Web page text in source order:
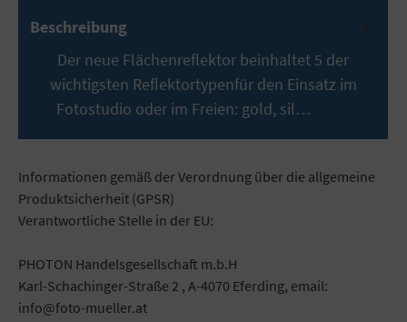
Beschreibung
Der neue Flächenreflektor beinhaltet 5 der
wichtigsten Reflektortypenfür den Einsatz im
Fotostudio oder im Freien: gold, sil…
Informationen gemäß der Verordnung über die allgemeine
Produktsicherheit (GPSR)
Verantwortliche Stelle in der EU:
PHOTON Handelsgesellschaft m.b.H
Karl-Schachinger-Straße 2 , A-4070 Eferding, email:
info@foto-mueller.at